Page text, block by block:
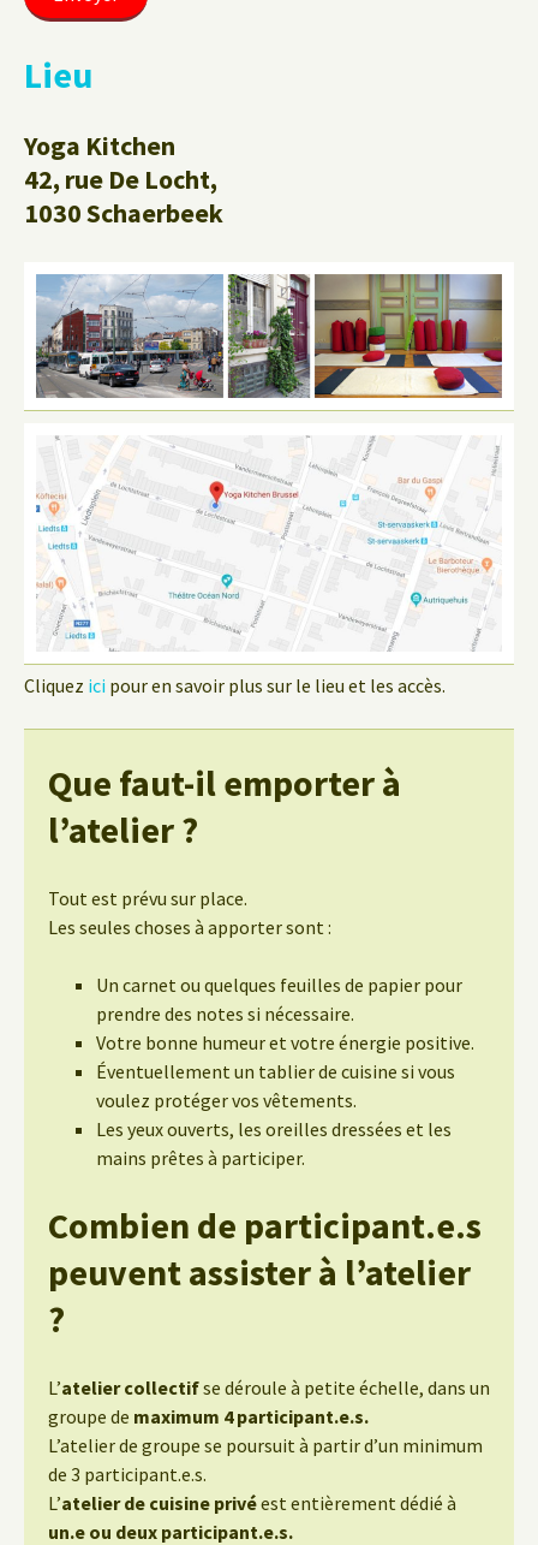
Lieu
Yoga Kitchen
42, rue De Locht,
1030 Schaerbeek
Cliquez ici pour en savoir plus sur le lieu et les accès.
Que faut-il emporter à
l’atelier ?
Tout est prévu sur place.
Les seules choses à apporter sont :
Un carnet ou quelques feuilles de papier pour
prendre des notes si nécessaire.
Votre bonne humeur et votre énergie positive.
Éventuellement un tablier de cuisine si vous
voulez protéger vos vêtements.
Les yeux ouverts, les oreilles dressées et les
mains prêtes à participer.
Combien de participant.e.s
peuvent assister à l’atelier
?
L’atelier collectifse déroule à petite échelle, dans un
groupe de maximum 4 participant.e.s.
L’atelier de groupe se poursuit à partir d’un minimum
de 3 participant.e.s.
L’atelier de cuisine privéest entièrement dédié à
un.e ou deux participant.e.s.